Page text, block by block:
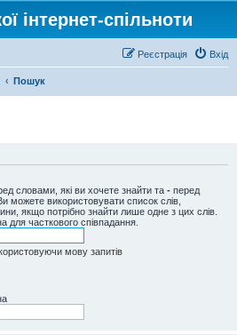
інтернет-спільноти
Вхід
Реєстрація
Пошук
словами, які ви хочете знайти та - перед
можете використовувати список слів,
якщо потрібно знайти лише одне з цих слів.
для часткового співпадання.
мову запитів